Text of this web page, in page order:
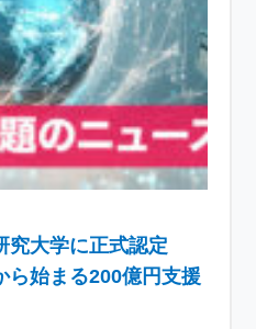
究大学に正式認定
始まる200億円支援